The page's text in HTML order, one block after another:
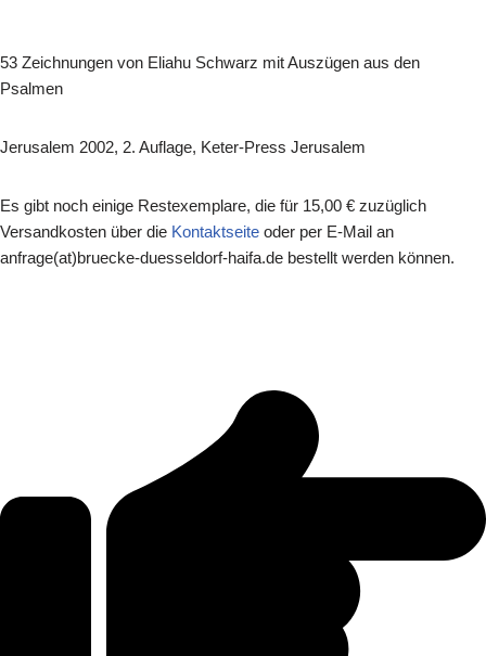
53 Zeichnungen von Eliahu Schwarz mit Auszügen aus den
Psalmen
Jerusalem 2002, 2. Auflage, Keter-Press Jerusalem
Es gibt noch einige Restexemplare, die für 15,00 € zuzüglich
Versandkosten über die Kontaktseite oder per E-Mail an
anfrage(at)bruecke-duesseldorf-haifa.de bestellt werden können.